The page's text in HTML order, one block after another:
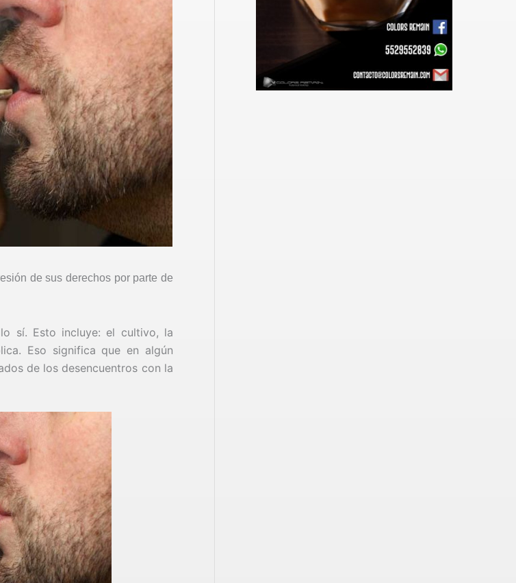
de sus derechos por parte de
sí. Esto incluye: el cultivo, la
Eso significa que en algún
de los desencuentros con la